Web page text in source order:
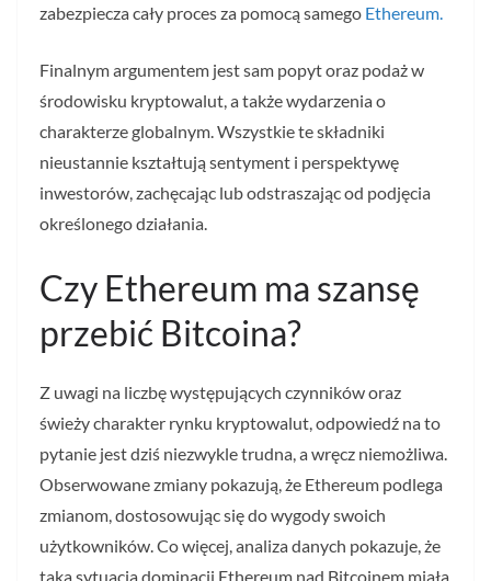
zabezpiecza cały proces za pomocą samego Ethereum.
Finalnym argumentem jest sam popyt oraz podaż w
środowisku kryptowalut, a także wydarzenia o
charakterze globalnym. Wszystkie te składniki
nieustannie kształtują sentyment i perspektywę
inwestorów, zachęcając lub odstraszając od podjęcia
określonego działania.
Czy Ethereum ma szansę
przebić Bitcoina?
Z uwagi na liczbę występujących czynników oraz
świeży charakter rynku kryptowalut, odpowiedź na to
pytanie jest dziś niezwykle trudna, a wręcz niemożliwa.
Obserwowane zmiany pokazują, że Ethereum podlega
zmianom, dostosowując się do wygody swoich
użytkowników. Co więcej, analiza danych pokazuje, że
taka sytuacja dominacji Ethereum nad Bitcoinem miała